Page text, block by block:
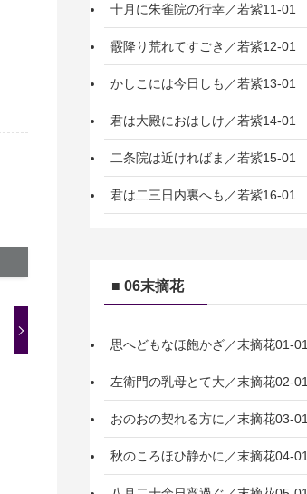
十月に朱雀院の行幸／若紫11-01
霰降り荒れてすごき／若紫12-01
かしこには今日しも／若紫13-01
君は大殿におはしけ／若紫14-01
二条院は近ければま／若紫15-01
君は二三日内裏へも／若紫16-01
■ 06末摘花
思へどもなほ飽かざ／末摘花01-01
左衛門の乳母とて大／末摘花02-01
おのおの契れる方に／末摘花03-01
秋のころほひ静かに／末摘花04-01